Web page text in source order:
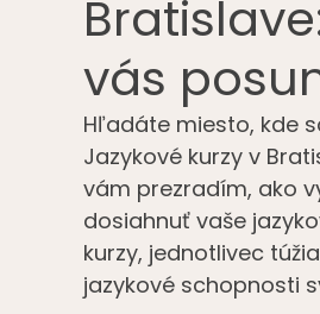
vás
Hľadáte miesto, kde
Jazykové kurzy v
vám prezradím, ako
dosiahnuť vaše
kurzy, jednotlivec
jazykové schopnosti